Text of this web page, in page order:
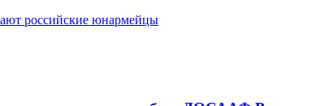
российские юнармейцы